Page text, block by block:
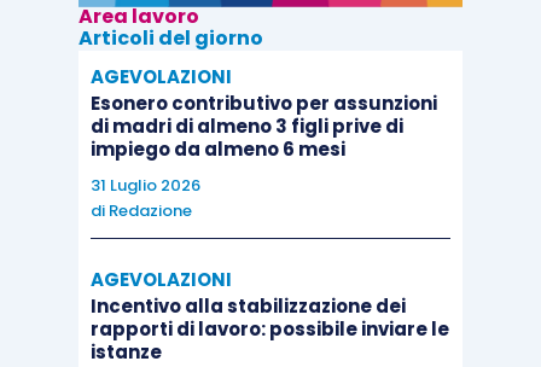
Area lavoro
Articoli del giorno
AGEVOLAZIONI
Esonero contributivo per assunzioni
di madri di almeno 3 figli prive di
impiego da almeno 6 mesi
31 Luglio 2026
di Redazione
AGEVOLAZIONI
Incentivo alla stabilizzazione dei
rapporti di lavoro: possibile inviare le
istanze